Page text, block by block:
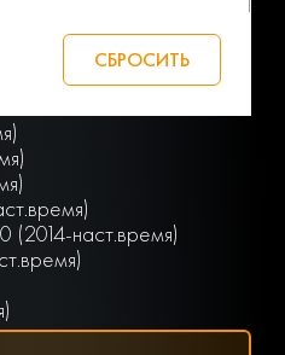
наст.время)